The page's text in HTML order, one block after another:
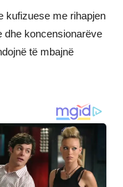
kufizuese me rihapjen
dhe koncensionarëve
të mbajnë